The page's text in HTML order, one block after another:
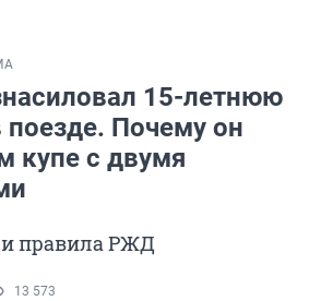
15-летнюю
поезде. Почему он
купе с двумя
и правила РЖД
13 573